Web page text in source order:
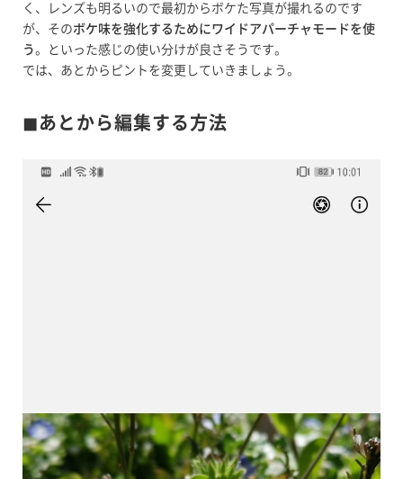
く、レンズも明るいので最初からボケた写真が撮れるのです
が、そのボケ味を強化するためにワイドアパーチャモードを使
う。といった感じの使い分けが良さそうです。
では、あとからピントを変更していきましょう。
◼︎あとから編集する方法